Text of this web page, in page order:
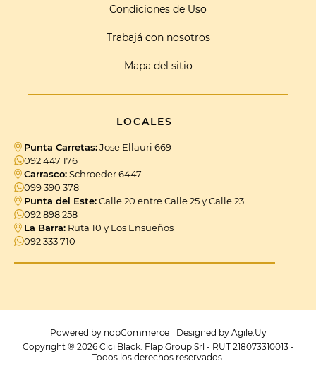
Condiciones de Uso
Trabajá con nosotros
Mapa del sitio
LOCALES
Punta Carretas:Jose Ellauri 669
092 447 176
Carrasco:Schroeder 6447
099 390 378
Punta del Este:Calle 20 entre Calle 25 y Calle 23
092 898 258
La Barra: Ruta 10 y Los Ensueños
092 333 710
Powered by nopCommerce Designed by Agile.Uy
Copyright ® 2026 Cici Black. Flap Group Srl - RUT 218073310013 -
Todos los derechos reservados.